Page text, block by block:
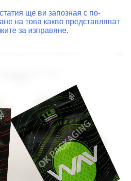
ще ви запозная с по-
на това какво представляват
за изправяне.